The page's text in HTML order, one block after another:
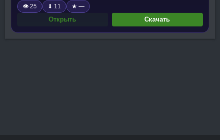
👁 25 ⬇ 11 ★ —
Открыть Скачать